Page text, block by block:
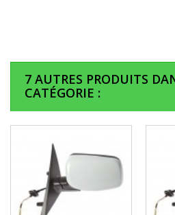
7 AUTRES PRODUITS
CATÉGORIE :